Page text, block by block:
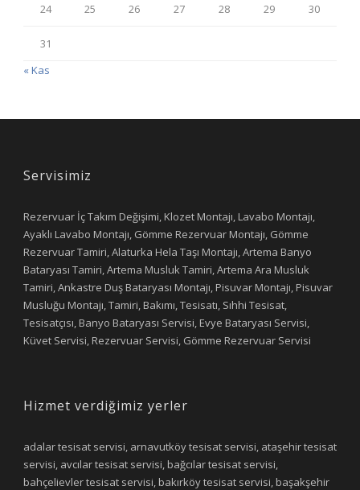
24 25 26 27 28 29 30
31
« Kas
Servisimiz
Rezervuar İç Takım Değişimi, Klozet Montajı, Lavabo Montajı,
Ayaklı Lavabo Montajı, Gömme Rezervuar Montajı, Gömme
Rezervuar Tamiri, Alaturka Hela Taşı Montajı, Artema Banyo
Bataryası Tamiri, Artema Musluk Tamiri, Artema Ara Musluk
Tamiri, Ankastre Duş Bataryası Montajı, Pisuvar Montajı, Pisuvar
Musluğu Montajı, Tamiri, Bakımı, Tesisatı, Sıhhi Tesisat,
Tesisatçısı, Banyo Bataryası Servisi, Evye Bataryası Servisi,
Küvet Servisi, Rezervuar Servisi, Gömme Rezervuar Servisi
Hizmet verdiğimiz yerler
adalar tesisat servisi, arnavutköy tesisat servisi, ataşehir tesisat
servisi, avcılar tesisat servisi, bağcılar tesisat servisi,
bahçelievler tesisat servisi, bakırköy tesisat servisi, başakşehir